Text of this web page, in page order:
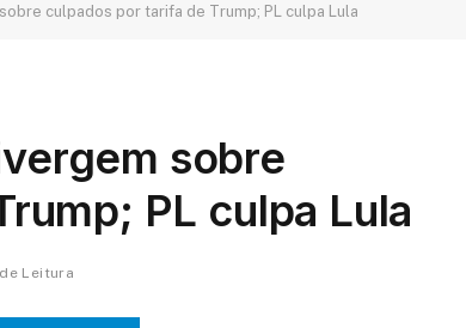
culpados por tarifa de Trump; PL culpa Lula
sobre
PL culpa Lula
Leitura